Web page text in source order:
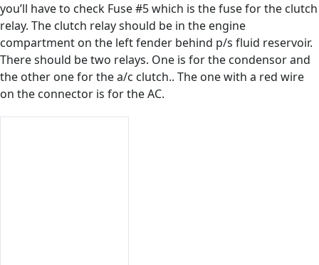
you’ll have to check Fuse #5 which is the fuse for the clutch
relay. The clutch relay should be in the engine
compartment on the left fender behind p/s fluid reservoir.
There should be two relays. One is for the condensor and
the other one for the a/c clutch.. The one with a red wire
on the connector is for the AC.